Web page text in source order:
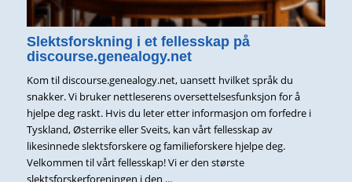
Slektsforskning i et fellesskap på
discourse.genealogy.net
Kom til discourse.genealogy.net, uansett hvilket språk du
snakker. Vi bruker nettleserens oversettelsesfunksjon for å
hjelpe deg raskt. Hvis du leter etter informasjon om forfedre i
Tyskland, Østerrike eller Sveits, kan vårt fellesskap av
likesinnede slektsforskere og familieforskere hjelpe deg.
Velkommen til vårt fellesskap! Vi er den største
slektsforskerforeningen i den ...